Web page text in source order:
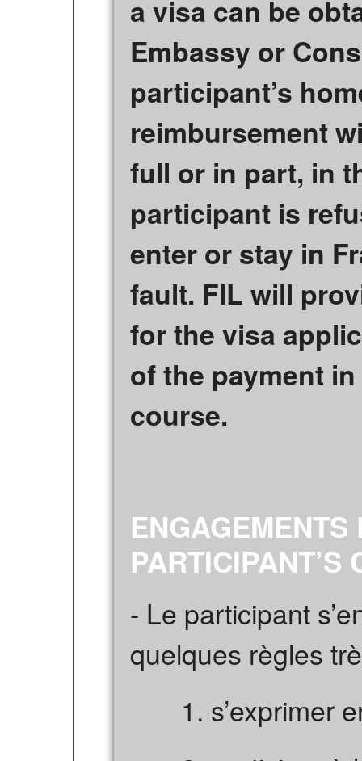
a visa can be
Embassy or
participant’s
reimbursement
full or in part, in
participant is
enter or stay in
fault. FIL will
for the visa
of the payment
course.
PARTICIPANT’S
- Le participant
quelques règles
1. s’exprimer